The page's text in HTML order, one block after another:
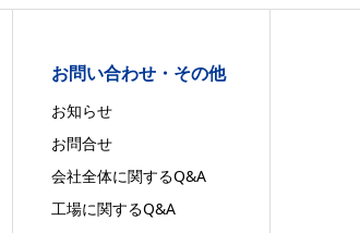
お問い合わせ・その他
お知らせ
お問合せ
会社全体に関するQ&A
工場に関するQ&A